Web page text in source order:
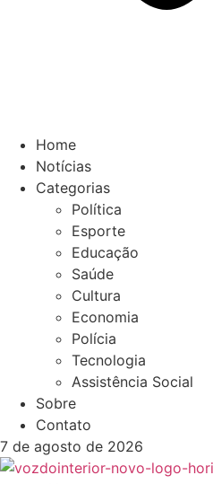
Home
Notícias
Categorias
Política
Esporte
Educação
Saúde
Cultura
Economia
Polícia
Tecnologia
Assistência Social
Sobre
Contato
7 de agosto de 2026